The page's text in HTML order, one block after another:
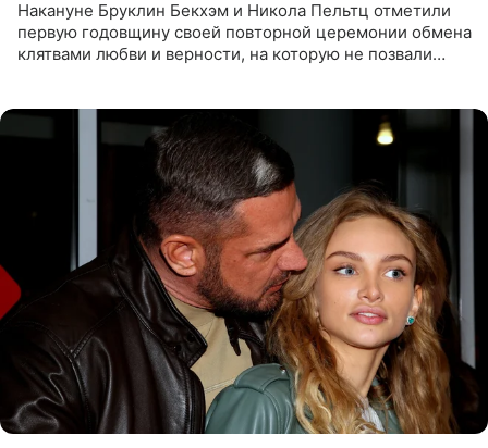
Накануне Бруклин Бекхэм и Никола Пельтц отметили
первую годовщину своей повторной церемонии обмена
клятвами любви и верности, на которую не позвали